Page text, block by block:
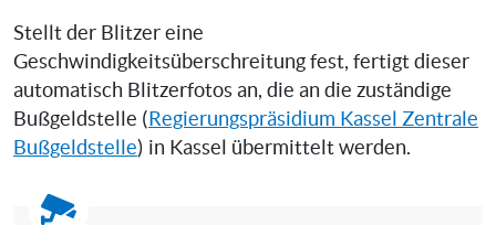
Stellt der Blitzer eine
Geschwindigkeitsüberschreitung fest, fertigt dieser
automatisch Blitzerfotos an, die an die zuständige
Bußgeldstelle ( Regierungspräsidium Kassel Zentrale
Bußgeldstelle) in Kassel übermittelt werden.